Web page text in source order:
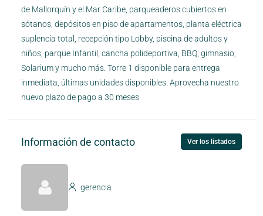
de Mallorquín y el Mar Caribe, parqueaderos cubiertos en
sótanos, depósitos en piso de apartamentos, planta eléctrica
suplencia total, recepción tipo Lobby, piscina de adultos y
niños, parque Infantil, cancha polideportiva, BBQ, gimnasio,
Solarium y mucho más. Torre 1 disponible para entrega
inmediata, últimas unidades disponibles. Aprovecha nuestro
nuevo plazo de pago a 30 meses
Información de contacto Ver los listados
gerencia